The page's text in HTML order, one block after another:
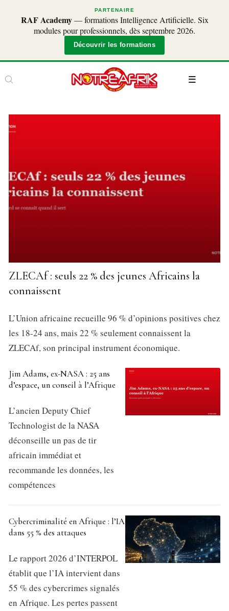
PARTENAIRE
RAF Academy— formations Intelligence Artificielle. Six
modules pour professionnels, dès septembre 2026.
Découvrir les formations
ZLECAf : seuls 22 % des jeunes Africains la
connaissent
L’Union africaine recueille 96 % d’opinions positives chez
les 18-24 ans, mais 22 % seulement connaissent la
ZLECAf, son principal instrument économique.
Jim Adams, ex-NASA : 25 ans
d’espace, un conseil à l’Afrique
L’ancien Deputy Chief
Technologist de la NASA
déconseille un pas de tir
africain immédiat et
recommande les données, les
compétences
Cybercriminalité en Afrique : l’IA
dans 55 % des attaques
Le rapport 2026 d’INTERPOL
établit que l’IA intervient dans
55 % des cybercrimes signalés
en Afrique. Les pertes passent